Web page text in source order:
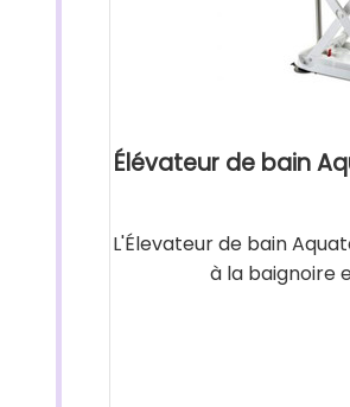
Élévateur de bain
L'Élevateur de bain
à la baignoire